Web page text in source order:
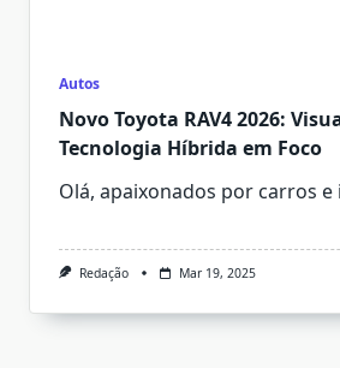
Autos
Novo Toyota RAV4 2026:
Tecnologia Híbrida em Foco
Olá, apaixonados por carros e
Redação Mar 19, 2025